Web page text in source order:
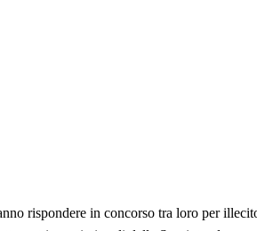
rispondere in concorso tra loro per